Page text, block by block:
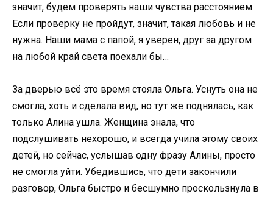
значит, будем проверять наши чувства расстоянием.
Если проверку не пройдут, значит, такая любовь и не
нужна. Наши мама с папой, я уверен, друг за другом
на любой край света поехали бы…
За дверью всё это время стояла Ольга. Уснуть она не
смогла, хоть и сделала вид, но тут же поднялась, как
только Алина ушла. Женщина знала, что
подслушивать нехорошо, и всегда учила этому своих
детей, но сейчас, услышав одну фразу Алины, просто
не смогла уйти. Убедившись, что дети закончили
разговор, Ольга быстро и бесшумно проскользнула в